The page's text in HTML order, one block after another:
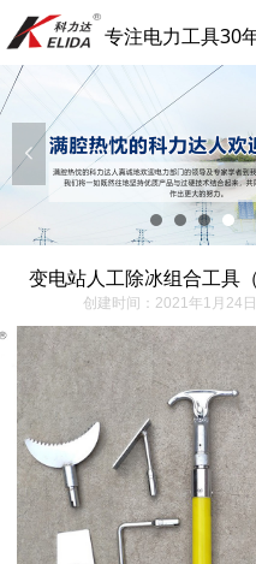
넳
专注电力工具30
变电站人工除冰组合工具
创建时间： 2021年1月24日